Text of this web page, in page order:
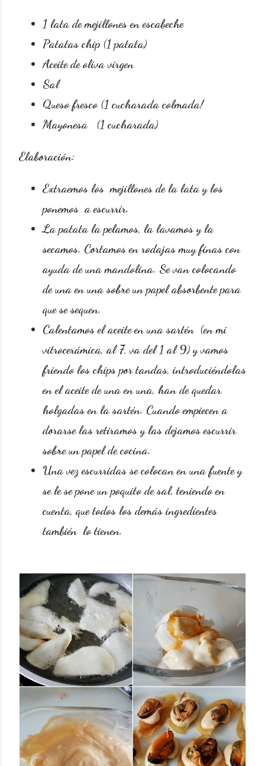
1 lata de mejillones en escabeche
Patatas chip (1 patata)
Aceite de oliva virgen
Sal
Queso fresco (1 cucharada colmada!
Mayonesa (1 cucharada)
Elaboración:
Extraemos los mejillones de la lata y los
ponemos a escurrir.
La patata la pelamos, la lavamos y la
secamos. Cortamos en rodajas muy finas con
ayuda de una mandolina. Se van colocando
de una en una sobre un papel absorbente para
que se sequen.
Calentamos el aceite en una sartén (en mi
vitrocerámica, al 7, va del 1 al 9) y vamos
friendo los chips por tandas, introduciéndolas
en el aceite de una en una, han de quedar
holgadas en la sartén. Cuando empiecen a
dorarse las retiramos y las dejamos escurrir
sobre un papel de cocina.
Una vez escurridas se colocan en una fuente y
se le se pone un poquito de sal, teniendo en
cuenta, que todos los demás ingredientes
también lo tienen.